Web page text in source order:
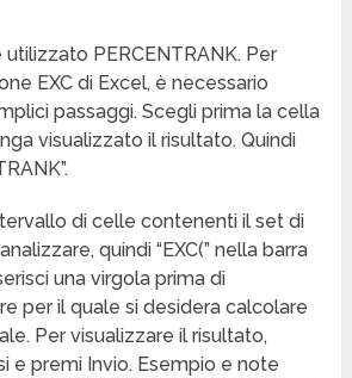
PERCENTRANK. Per
EXC di Excel, è necessario
passaggi. Scegli prima la cella
visualizzato il risultato. Quindi
di celle contenenti il set di
quindi “EXC(” nella barra
una virgola prima di
per il quale si desidera calcolare
Per visualizzare il risultato,
e premi Invio. Esempio e note